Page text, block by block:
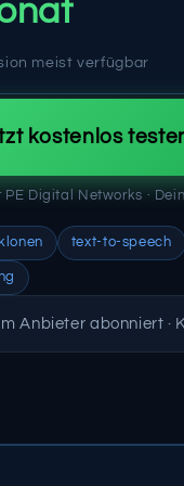
meist verfügbar
kostenlos
Digital Networks ·
text-to-speech
Anbieter abonniert ·